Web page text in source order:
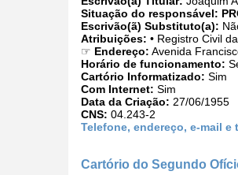
Situação do responsável:
Escrivão(ã) Substituto(a):
Atribuições: • Registro Civil
☞ Endereço: Avenida
Horário de funcionamento:
Cartório Informatizado: Sim
Com Internet: Sim
Data da Criação: 27/06/1955
CNS: 04.243-2
Telefone, endereço, e-mail
Cartório do Segundo